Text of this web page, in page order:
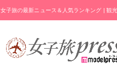
女子旅の最新ニュース＆人気ランキング | 観